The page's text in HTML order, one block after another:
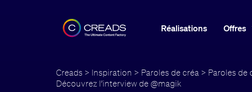
Réalisations Offres
Creads > Inspiration > Paroles de créa > Paroles de
Découvrez l’interview de @magik